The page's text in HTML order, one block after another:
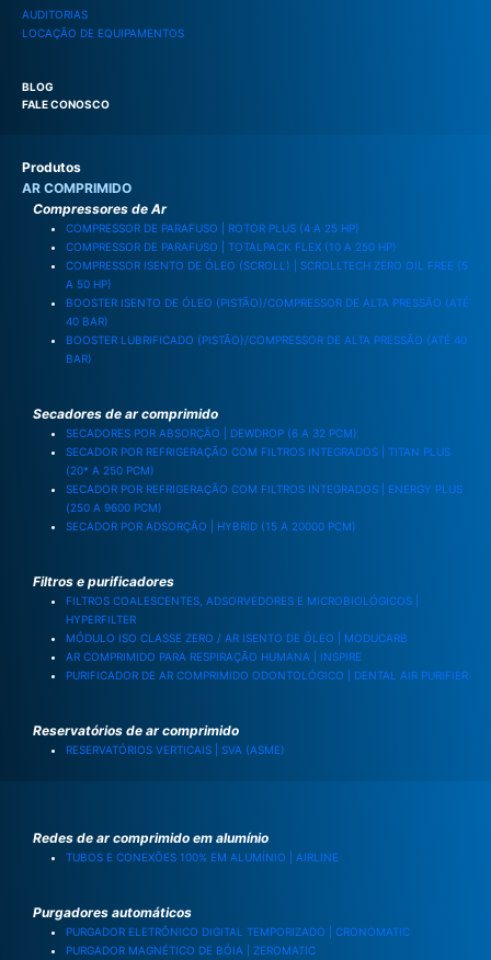
AUDITORIAS
LOCAÇÃO DE EQUIPAMENTOS
BLOG
FALE CONOSCO
Produtos
AR COMPRIMIDO
Compressores de Ar
COMPRESSOR DE PARAFUSO | ROTOR PLUS (4 A 25 HP)
COMPRESSOR DE PARAFUSO | TOTALPACK FLEX (10 A 250 HP)
COMPRESSOR ISENTO DE ÓLEO (SCROLL) | SCROLLTECH ZERO OIL FREE (5
A 50 HP)
BOOSTER ISENTO DE ÓLEO (PISTÃO)/COMPRESSOR DE ALTA PRESSÃO (ATÉ
40 BAR)
BOOSTER LUBRIFICADO (PISTÃO)/COMPRESSOR DE ALTA PRESSÃO (ATÉ 40
BAR)
Secadores de ar comprimido
SECADORES POR ABSORÇÃO | DEWDROP (6 A 32 PCM)
SECADOR POR REFRIGERAÇÃO COM FILTROS INTEGRADOS | TITAN PLUS
(20* A 250 PCM)
SECADOR POR REFRIGERAÇÃO COM FILTROS INTEGRADOS | ENERGY PLUS
(250 A 9600 PCM)
SECADOR POR ADSORÇÃO | HYBRID (15 A 20000 PCM)
Filtros e purificadores
FILTROS COALESCENTES, ADSORVEDORES E MICROBIOLÓGICOS |
HYPERFILTER
MÓDULO ISO CLASSE ZERO / AR ISENTO DE ÓLEO | MODUCARB
AR COMPRIMIDO PARA RESPIRAÇÃO HUMANA | INSPIRE
PURIFICADOR DE AR COMPRIMIDO ODONTOLÓGICO | DENTAL AIR PURIFIER
Reservatórios de ar comprimido
RESERVATÓRIOS VERTICAIS | SVA (ASME)
Redes de ar comprimido em alumínio
TUBOS E CONEXÕES 100% EM ALUMÍNIO | AIRLINE
Purgadores automáticos
PURGADOR ELETRÔNICO DIGITAL TEMPORIZADO | CRONOMATIC
PURGADOR MAGNÉTICO DE BÓIA | ZEROMATIC